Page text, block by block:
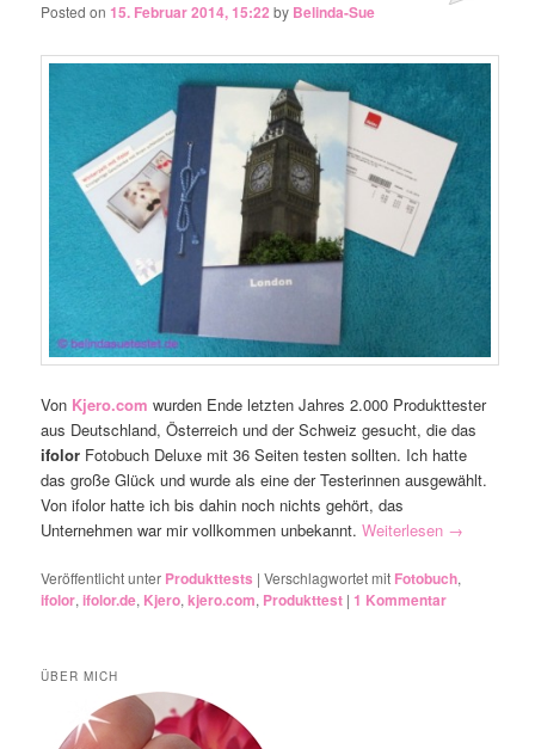
Posted on15. Februar 2014, 15:22 by Belinda-Sue
Von Kjero.com wurden Ende letzten Jahres 2.000 Produkttester
aus Deutschland, Österreich und der Schweiz gesucht, die das
ifolor Fotobuch Deluxe mit 36 Seiten testen sollten. Ich hatte
das große Glück und wurde als eine der Testerinnen ausgewählt.
Von ifolor hatte ich bis dahin noch nichts gehört, das
Unternehmen war mir vollkommen unbekannt.Weiterlesen →
Veröffentlicht unter Produkttests |Verschlagwortet mit Fotobuch,
ifolor,ifolor.de, Kjero,kjero.com, Produkttest |1 Kommentar
ÜBER MICH